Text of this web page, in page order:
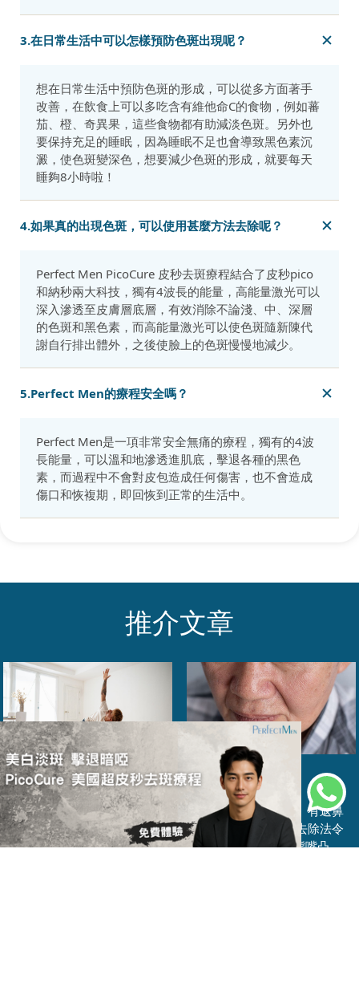
3.在日常生活中可以怎樣預防色斑出現呢？
想在日常生活中預防色斑的形成，可以從多方面著手
改善，在飲食上可以多吃含有維他命C的食物，例如蕃
茄、橙、奇異果，這些食物都有助減淡色斑。另外也
要保持充足的睡眠，因為睡眠不足也會導致黑色素沉
澱，使色斑變深色，想要減少色斑的形成，就要每天
睡夠8小時啦！
4.如果真的出現色斑，可以使用甚麼方法去除呢？
Perfect Men PicoCure 皮秒去斑療程結合了皮秒pico
和納秒兩大科技，獨有4波長的能量，高能量激光可以
深入滲透至皮膚層底層，有效消除不論淺、中、深層
的色斑和黑色素，而高能量激光可以使色斑隨新陳代
謝自行排出體外，之後使臉上的色斑慢慢地減少。
5.Perfect Men的療程安全嗎？
Perfect Men是一項非常安全無痛的療程，獨有的4波
長能量，可以溫和地滲透進肌底，擊退各種的黑色
素，而過程中不會對皮包造成任何傷害，也不會造成
傷口和恢複期，即回恢到正常的生活中。
推介文章
瘦身方法
普拉提是什麼？跟瑜伽有甚麼
分別？一文看清普拉提6大好
消除虎紋
【鼻基底填充攻略】有返鼻
樑！提升蘋果肌、去除法令
紋，6招逆轉老態嘴凸